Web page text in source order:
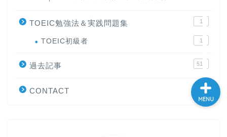
TOEIC勉強法＆実践問題集 1
TOEIC初級者 1
過去記事 519
CONTACT 1
MENU
過去記事